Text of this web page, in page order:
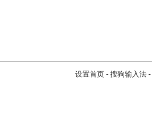
设置首页 - 搜狗输入法 -